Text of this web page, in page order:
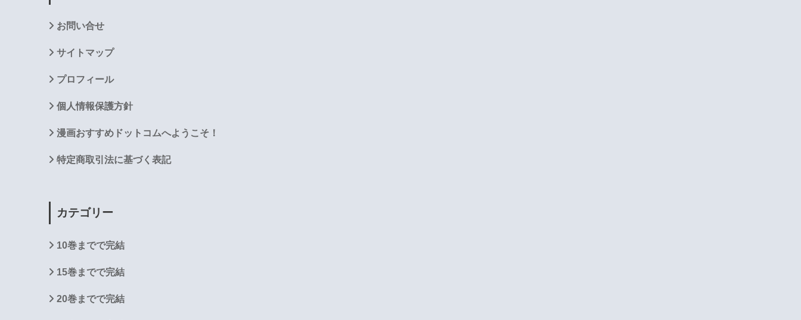
お問い合せ
サイトマップ
プロフィール
個人情報保護方針
漫画おすすめドットコムへようこそ！
特定商取引法に基づく表記
カテゴリー
10巻までで完結
15巻までで完結
20巻までで完結